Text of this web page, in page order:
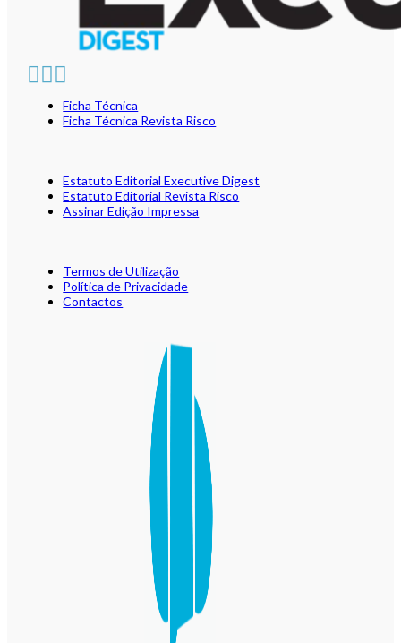
Ficha Técnica
Ficha Técnica Revista Risco
Estatuto Editorial Executive Digest
Estatuto Editorial Revista Risco
Assinar Edição Impressa
Termos de Utilização
Política de Privacidade
Contactos